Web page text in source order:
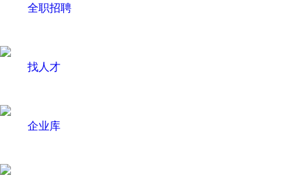
全职招聘
找人才
企业库